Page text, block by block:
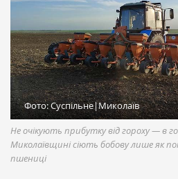
Фото: Суспільне|Миколаїв
Не очікують прибутку від гороху — в
Миколаївщині сіють бобову лише як
пшениці